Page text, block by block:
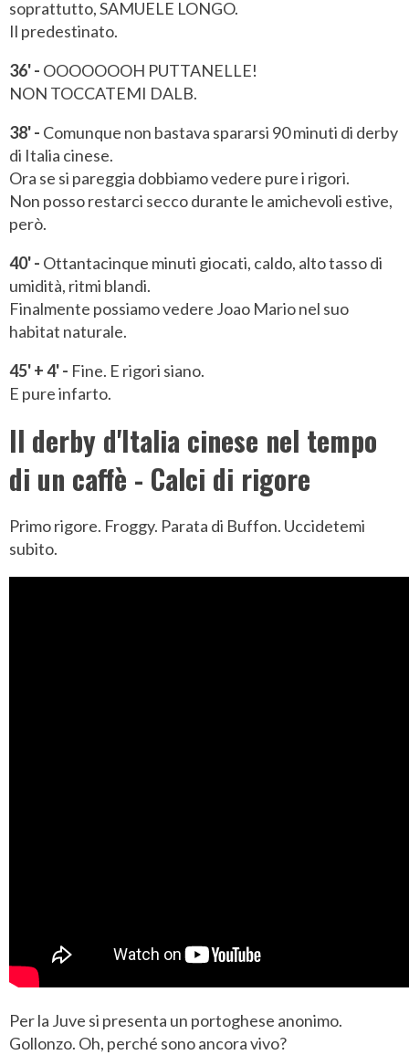
soprattutto, SAMUELE LONGO.
Il predestinato.
36' - OOOOOOOH PUTTANELLE!
NON TOCCATEMI DALB.
38' - Comunque non bastava spararsi 90 minuti di derby
di Italia cinese.
Ora se si pareggia dobbiamo vedere pure i rigori.
Non posso restarci secco durante le amichevoli estive,
però.
40' - Ottantacinque minuti giocati, caldo, alto tasso di
umidità, ritmi blandi.
Finalmente possiamo vedere Joao Mario nel suo
habitat naturale.
45' + 4' - Fine. E rigori siano.
E pure infarto.
Il derby d'Italia cinese nel tempo
di un caffè - Calci di rigore
Primo rigore. Froggy. Parata di Buffon. Uccidetemi
subito.
Per la Juve si presenta un portoghese anonimo.
Gollonzo. Oh, perché sono ancora vivo?